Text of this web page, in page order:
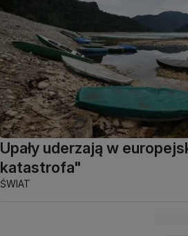
Upały uderzają w
katastrofa"
ŚWIAT